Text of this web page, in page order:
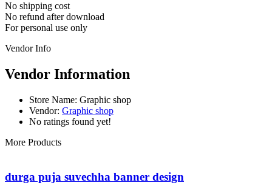
No shipping cost
No refund after download
For personal use only
Vendor Info
Vendor Information
Store Name: Graphic shop
Vendor: Graphic shop
No ratings found yet!
More Products
durga puja suvechha banner design